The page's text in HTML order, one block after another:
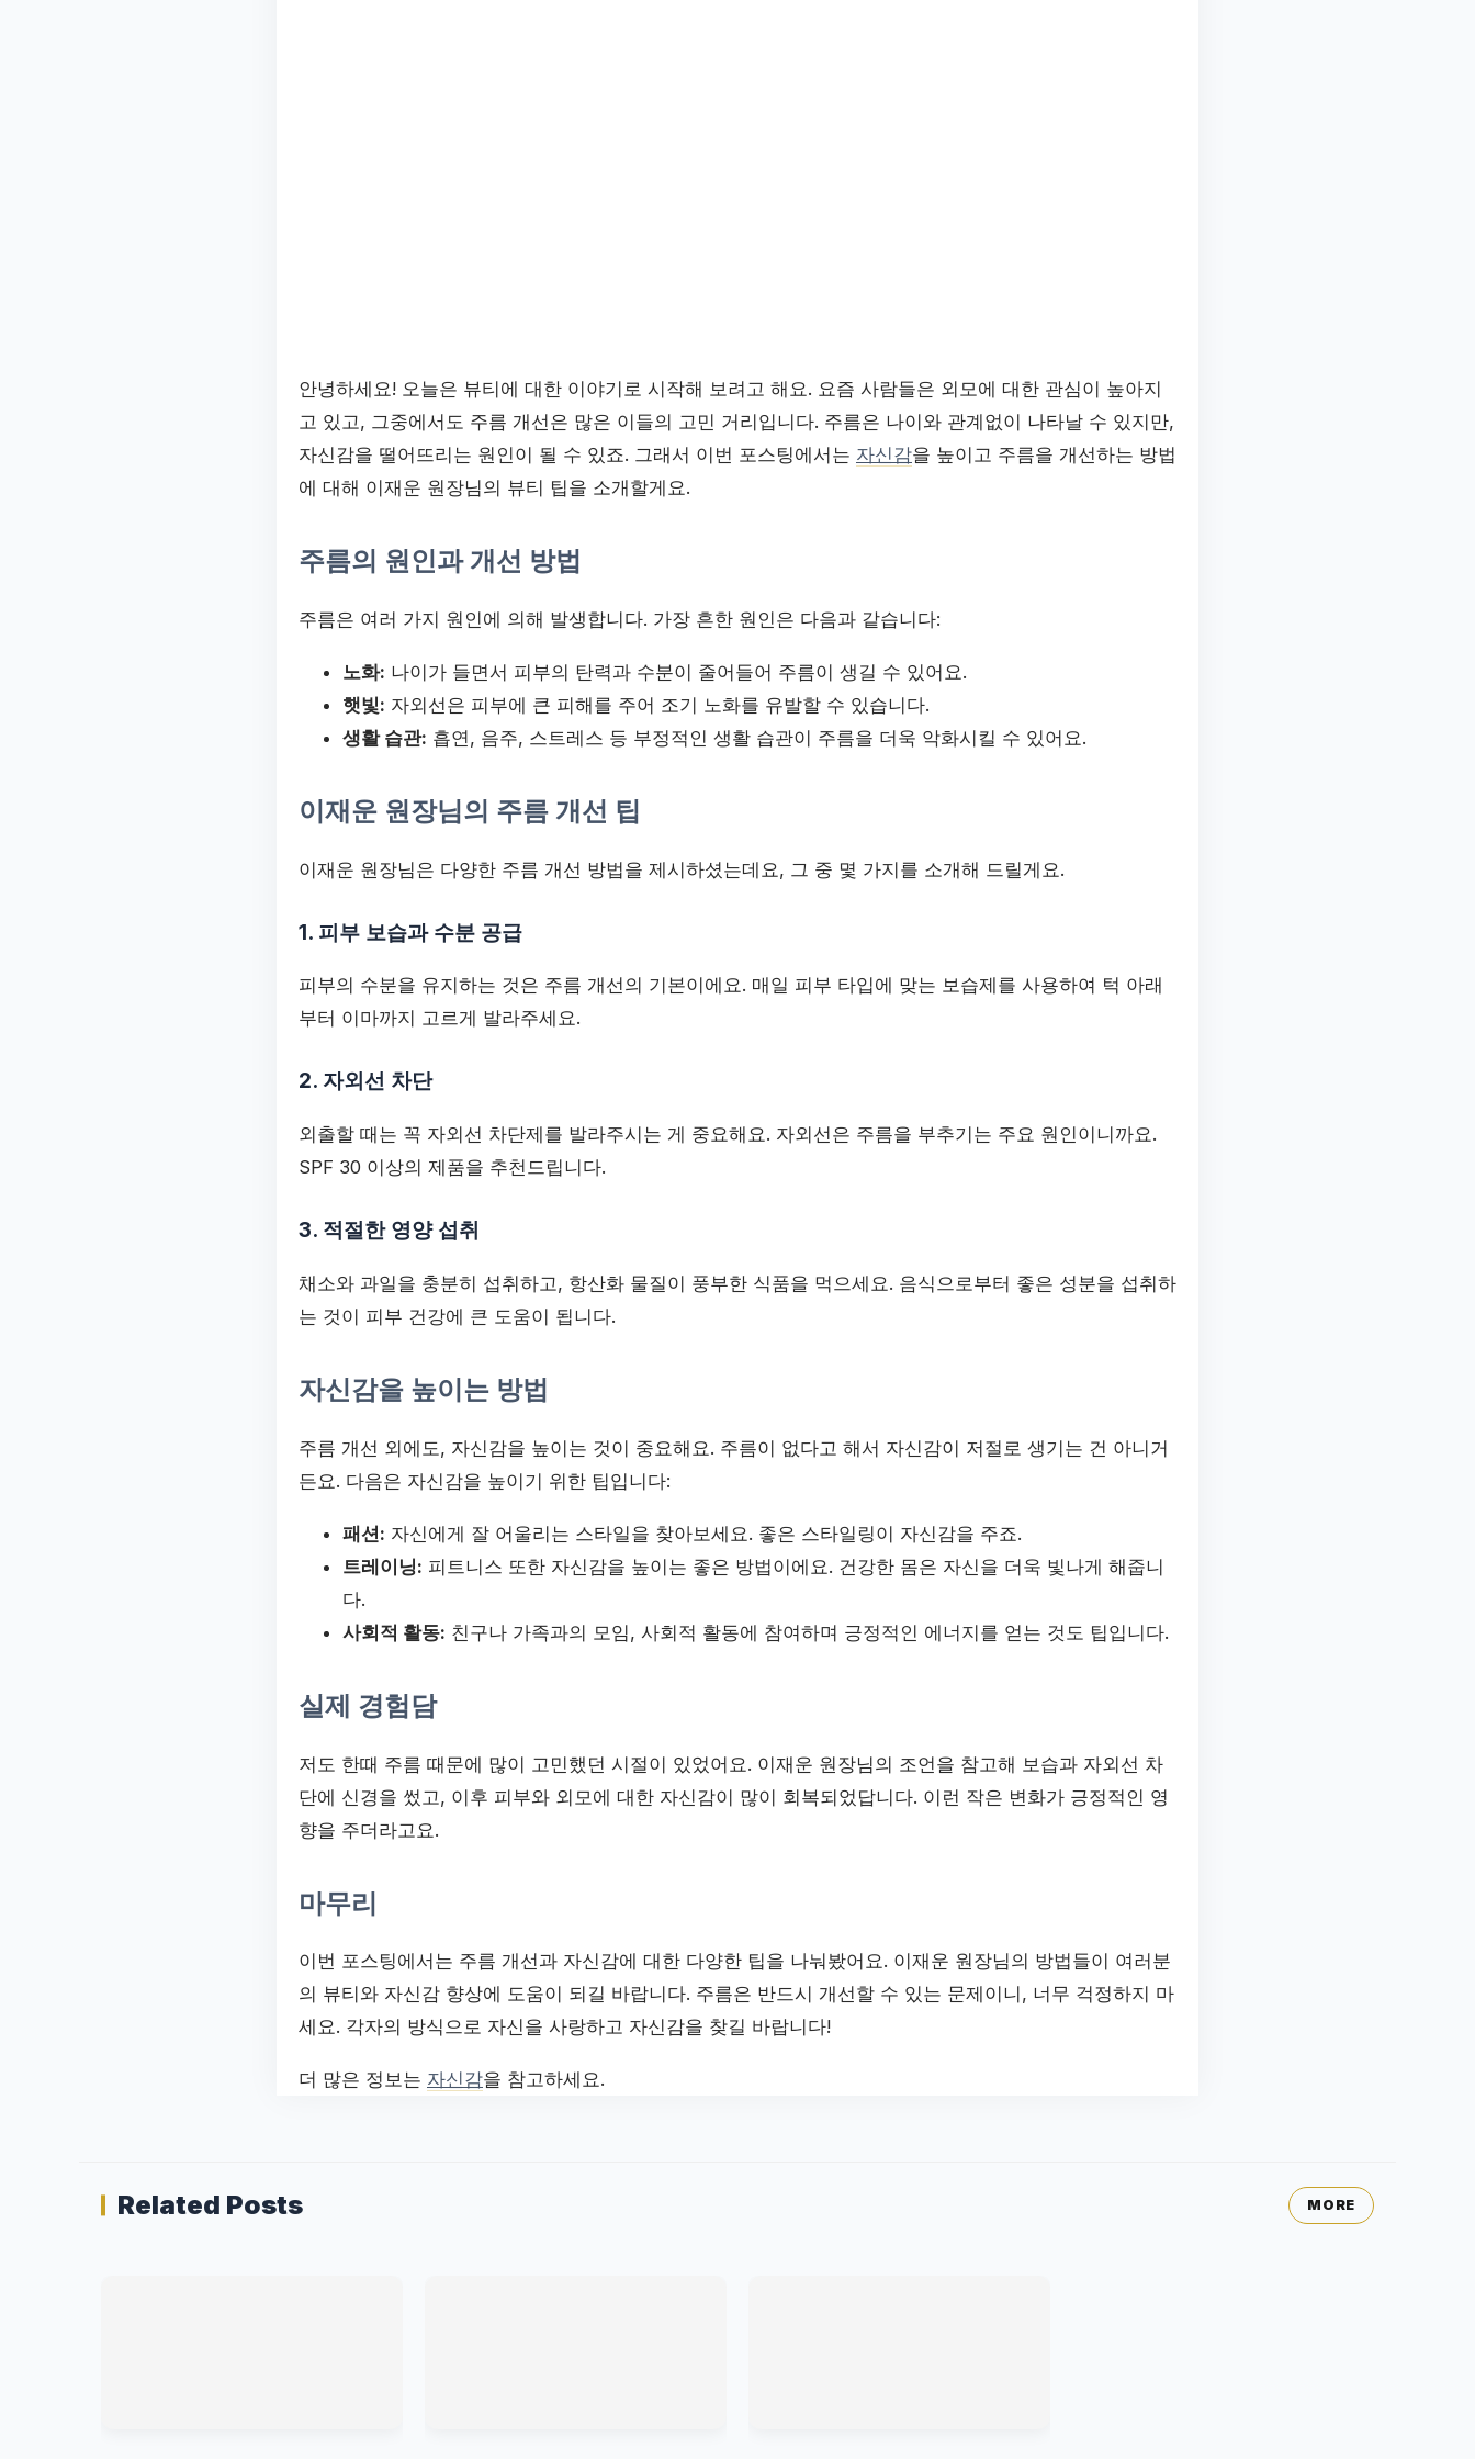
안녕하세요! 오늘은 뷰티에 대한 이야기로 시작해 보려고 해요. 요즘 사람들은 외모에 대한 관심이 높아지
고 있고, 그중에서도 주름 개선은 많은 이들의 고민 거리입니다. 주름은 나이와 관계없이 나타날 수 있지만,
자신감을 떨어뜨리는 원인이 될 수 있죠. 그래서 이번 포스팅에서는 자신감을 높이고 주름을 개선하는 방법
에 대해 이재운 원장님의 뷰티 팁을 소개할게요.
주름의 원인과 개선 방법
주름은 여러 가지 원인에 의해 발생합니다. 가장 흔한 원인은 다음과 같습니다:
노화: 나이가 들면서 피부의 탄력과 수분이 줄어들어 주름이 생길 수 있어요.
햇빛: 자외선은 피부에 큰 피해를 주어 조기 노화를 유발할 수 있습니다.
생활 습관: 흡연, 음주, 스트레스 등 부정적인 생활 습관이 주름을 더욱 악화시킬 수 있어요.
이재운 원장님의 주름 개선 팁
이재운 원장님은 다양한 주름 개선 방법을 제시하셨는데요, 그 중 몇 가지를 소개해 드릴게요.
1. 피부 보습과 수분 공급
피부의 수분을 유지하는 것은 주름 개선의 기본이에요. 매일 피부 타입에 맞는 보습제를 사용하여 턱 아래
부터 이마까지 고르게 발라주세요.
2. 자외선 차단
외출할 때는 꼭 자외선 차단제를 발라주시는 게 중요해요. 자외선은 주름을 부추기는 주요 원인이니까요.
SPF 30 이상의 제품을 추천드립니다.
3. 적절한 영양 섭취
채소와 과일을 충분히 섭취하고, 항산화 물질이 풍부한 식품을 먹으세요. 음식으로부터 좋은 성분을 섭취하
는 것이 피부 건강에 큰 도움이 됩니다.
자신감을 높이는 방법
주름 개선 외에도, 자신감을 높이는 것이 중요해요. 주름이 없다고 해서 자신감이 저절로 생기는 건 아니거
든요. 다음은 자신감을 높이기 위한 팁입니다:
패션: 자신에게 잘 어울리는 스타일을 찾아보세요. 좋은 스타일링이 자신감을 주죠.
트레이닝: 피트니스 또한 자신감을 높이는 좋은 방법이에요. 건강한 몸은 자신을 더욱 빛나게 해줍니
다.
사회적 활동: 친구나 가족과의 모임, 사회적 활동에 참여하며 긍정적인 에너지를 얻는 것도 팁입니다.
실제 경험담
저도 한때 주름 때문에 많이 고민했던 시절이 있었어요. 이재운 원장님의 조언을 참고해 보습과 자외선 차
단에 신경을 썼고, 이후 피부와 외모에 대한 자신감이 많이 회복되었답니다. 이런 작은 변화가 긍정적인 영
향을 주더라고요.
마무리
이번 포스팅에서는 주름 개선과 자신감에 대한 다양한 팁을 나눠봤어요. 이재운 원장님의 방법들이 여러분
의 뷰티와 자신감 향상에 도움이 되길 바랍니다. 주름은 반드시 개선할 수 있는 문제이니, 너무 걱정하지 마
세요. 각자의 방식으로 자신을 사랑하고 자신감을 찾길 바랍니다!
더 많은 정보는 자신감을 참고하세요.
Related Posts MORE